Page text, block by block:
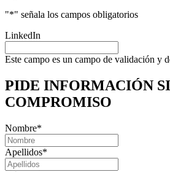
"*" señala los campos obligatorios
LinkedIn
Este campo es un campo de validación y
PIDE INFORMACIÓN
COMPROMISO
Nombre*
Apellidos*